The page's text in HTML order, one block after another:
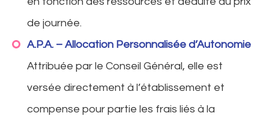
de journée.
A.P.A. – Allocation Personnalisée d’Autonomie
Attribuée par le Conseil Général, elle est
versée directement à l’établissement et
compense pour partie les frais liés à la